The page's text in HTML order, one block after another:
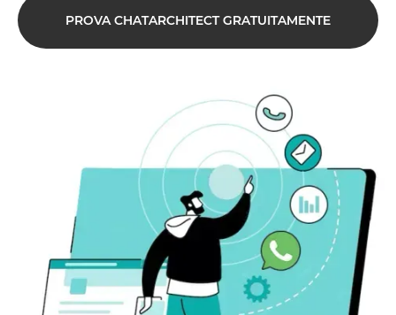
PROVA CHATARCHITECT GRATUITAMENTE